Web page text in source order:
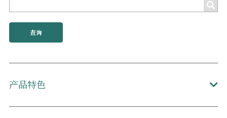
查询
产品特色